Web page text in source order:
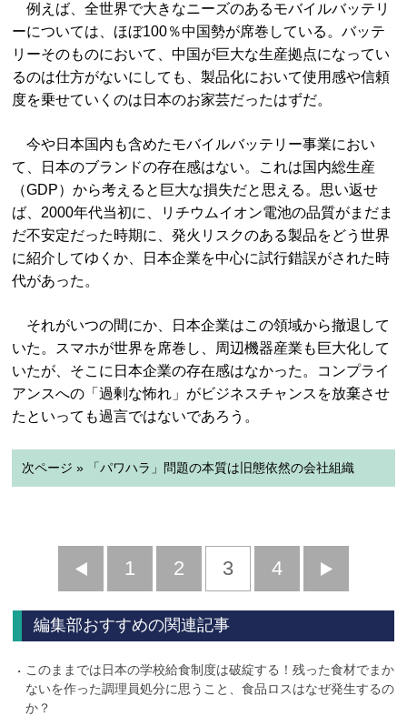
例えば、全世界で大きなニーズのあるモバイルバッテリ
ーについては、ほぼ100％中国勢が席巻している。バッテ
リーそのものにおいて、中国が巨大な生産拠点になってい
るのは仕方がないにしても、製品化において使用感や信頼
度を乗せていくのは日本のお家芸だったはずだ。
今や日本国内も含めたモバイルバッテリー事業におい
て、日本のブランドの存在感はない。これは国内総生産
（GDP）から考えると巨大な損失だと思える。思い返せ
ば、2000年代当初に、リチウムイオン電池の品質がまだま
だ不安定だった時期に、発火リスクのある製品をどう世界
に紹介してゆくか、日本企業を中心に試行錯誤がされた時
代があった。
それがいつの間にか、日本企業はこの領域から撤退して
いた。スマホが世界を席巻し、周辺機器産業も巨大化して
いたが、そこに日本企業の存在感はなかった。コンプライ
アンスへの「過剰な怖れ」がビジネスチャンスを放棄させ
たといっても過言ではないであろう。
次ページ » 「パワハラ」問題の本質は旧態依然の会社組織
前
へ
1 2 3 4
へ
編集部おすすめの関連記事
このままでは日本の学校給食制度は破綻する！残った食材でまか
ないを作った調理員処分に思うこと、食品ロスはなぜ発生するの
か？